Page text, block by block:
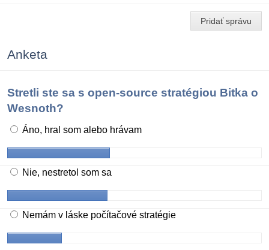
Pridať správu
Anketa
Stretli ste sa s open-source stratégiou Bitka o
Wesnoth?
Áno, hral som alebo hrávam
Nie, nestretol som sa
Nemám v láske počítačové stratégie